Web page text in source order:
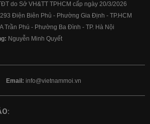
do Sở VH&TT TPHCM cấp ngày 20/3/2026
Điện Biên Phủ - Phường Gia Định - TP.HCM
Trần Phú - Phường Ba Đình - TP. Hà Nội
Nguyễn Minh Quyết
Email: info@vietnammoi.vn